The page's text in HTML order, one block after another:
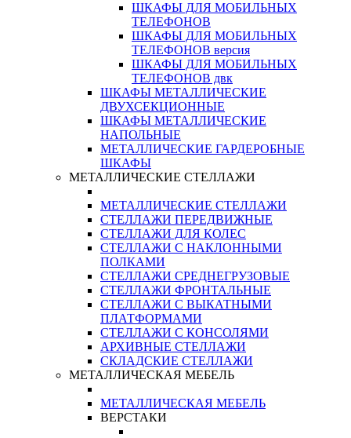
ШКАФЫ ДЛЯ МОБИЛЬНЫХ
ТЕЛЕФОНОВ
ШКАФЫ ДЛЯ МОБИЛЬНЫХ
ТЕЛЕФОНОВ версия
ШКАФЫ ДЛЯ МОБИЛЬНЫХ
ТЕЛЕФОНОВ двк
ШКАФЫ МЕТАЛЛИЧЕСКИЕ
ДВУХСЕКЦИОННЫЕ
ШКАФЫ МЕТАЛЛИЧЕСКИЕ
НАПОЛЬНЫЕ
МЕТАЛЛИЧЕСКИЕ ГАРДЕРОБНЫЕ
ШКАФЫ
МЕТАЛЛИЧЕСКИЕ СТЕЛЛАЖИ
МЕТАЛЛИЧЕСКИЕ СТЕЛЛАЖИ
СТЕЛЛАЖИ ПЕРЕДВИЖНЫЕ
СТЕЛЛАЖИ ДЛЯ КОЛЕС
СТЕЛЛАЖИ С НАКЛОННЫМИ
ПОЛКАМИ
СТЕЛЛАЖИ СРЕДНЕГРУЗОВЫЕ
СТЕЛЛАЖИ ФРОНТАЛЬНЫЕ
СТЕЛЛАЖИ С ВЫКАТНЫМИ
ПЛАТФОРМАМИ
СТЕЛЛАЖИ С КОНСОЛЯМИ
АРХИВНЫЕ СТЕЛЛАЖИ
СКЛАДСКИЕ СТЕЛЛАЖИ
МЕТАЛЛИЧЕСКАЯ МЕБЕЛЬ
МЕТАЛЛИЧЕСКАЯ МЕБЕЛЬ
ВЕРСТАКИ